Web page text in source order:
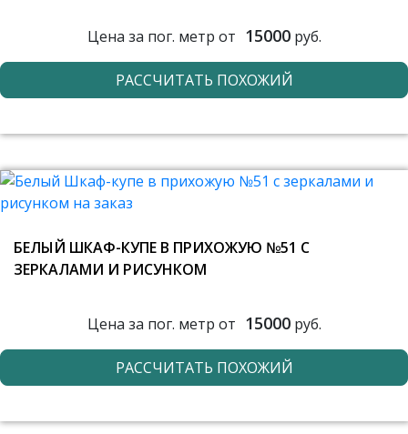
Цена за пог. метр от 15000руб.
РАССЧИТАТЬ ПОХОЖИЙ
БЕЛЫЙ ШКАФ-КУПЕ В ПРИХОЖУЮ №51 С
ЗЕРКАЛАМИ И РИСУНКОМ
Цена за пог. метр от 15000руб.
РАССЧИТАТЬ ПОХОЖИЙ